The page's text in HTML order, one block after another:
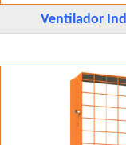
Ventilador